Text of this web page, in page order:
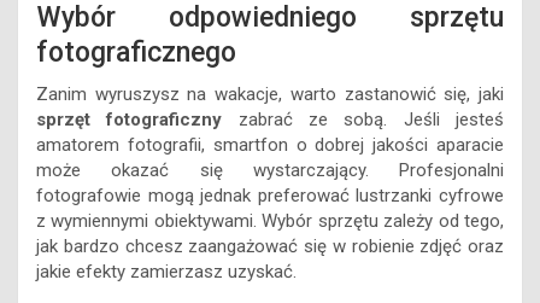
Wybór odpowiedniego sprzętu
fotograficznego
Zanim wyruszysz na wakacje, warto zastanowić się, jaki
sprzęt fotograficzny zabrać ze sobą. Jeśli jesteś
amatorem fotografii, smartfon o dobrej jakości aparacie
może okazać się wystarczający. Profesjonalni
fotografowie mogą jednak preferować lustrzanki cyfrowe
z wymiennymi obiektywami. Wybór sprzętu zależy od tego,
jak bardzo chcesz zaangażować się w robienie zdjęć oraz
jakie efekty zamierzasz uzyskać.